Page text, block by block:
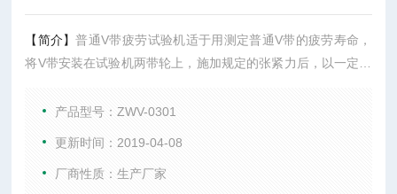
【简介】普通V带疲劳试验机适于用测定普通V带的疲劳寿命，
将V带安装在试验机两带轮上，施加规定的张紧力后，以一定的
否达到规定的疲劳寿命，每次可进行2条普通V带的疲劳试验，
计新颖，外形美观，可靠性高。
产品型号：ZWV-0301
更新时间：2019-04-08
厂商性质：生产厂家